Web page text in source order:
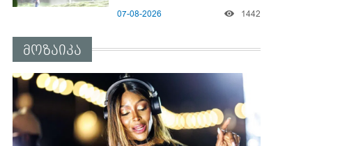
07-08-2026 1442
მოზაიკა